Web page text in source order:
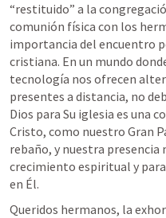
“restituido” a la
comunión física con los
importancia del encuentro
cristiana. En un mundo
tecnología nos ofrecen
presentes a distancia, no
Dios para Su iglesia es una
Cristo, como nuestro Gran
rebaño, y nuestra
crecimiento espiritual y
en Él.
Queridos hermanos, la